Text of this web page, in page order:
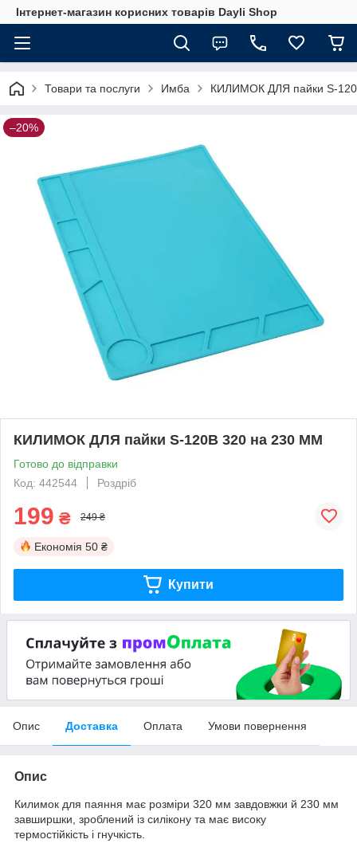
Інтернет-магазин корисних товарів Dayli Shop
Товари та послуги Имба КИЛИМОК ДЛЯ пайки S-
–20%
КИЛИМОК ДЛЯ пайки S-120B 320 на 230 ММ
Готово до відправки
Код: 442544
Роздріб
199 ₴ 249 ₴
Економія 50 ₴
Купити
Опис Доставка Оплата Умови повернення
Опис
Килимок для паяння має розміри 320 мм завдовжки й 230 мм
завширшки, зроблений із силікону та має високу
термостійкість і гнучкість.